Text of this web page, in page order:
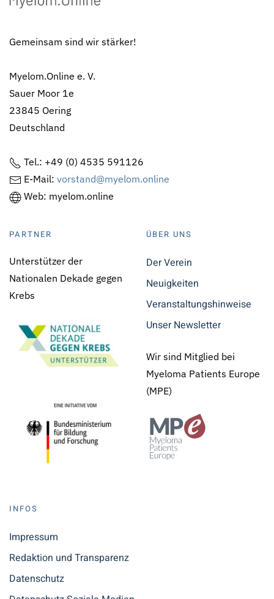
Gemeinsam sind wir stärker!
Myelom.Online e. V.
Sauer Moor 1e
23845 Oering
Deutschland
Tel.: +49 (0) 4535 591126
E-Mail: vorstand@myelom.online
Web: myelom.online
PARTNER
Unterstützer der
Nationalen Dekade gegen
Krebs
ÜBER UNS
Der Verein
Neuigkeiten
Veranstaltungshinweise
Unser Newsletter
Wir sind Mitglied bei
Myeloma Patients Europe
(MPE)
INFOS
Impressum
Redaktion und Transparenz
Datenschutz